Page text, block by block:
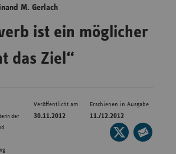
Hessen
M. Gerlach
ist ein möglicher
das Ziel“
der
Veröffentlicht am
30.11.2012
Erschienen in Ausgabe
11./12.2012
Seite
auf